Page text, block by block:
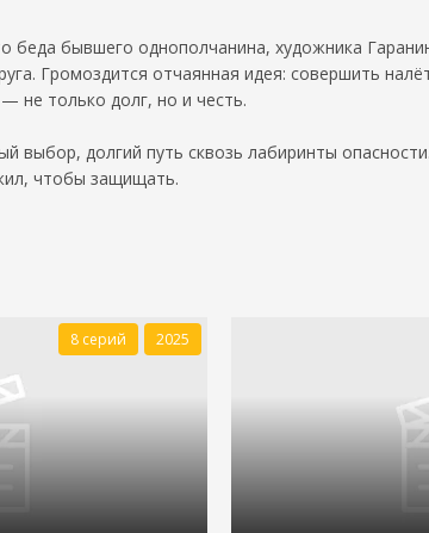
бывшего однополчанина, художника
Громоздится отчаянная идея: совершить
не только долг, но и честь.
выбор, долгий путь сквозь лабиринты
чтобы защищать.
8 серий 2025